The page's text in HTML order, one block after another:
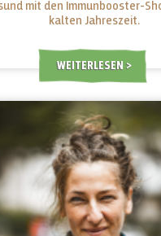
mit den Immunbooster-
kalten Jahreszeit.
WEITERLESEN